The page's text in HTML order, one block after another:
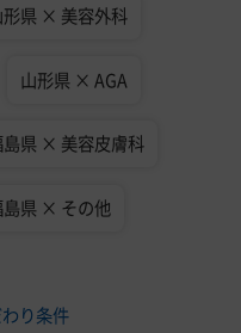
形県 × 美容外科
山形県 × AGA
県 × 美容皮膚科
島県 × その他
り条件